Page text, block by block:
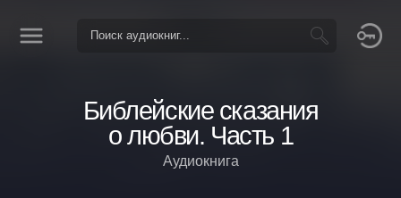
Библейские сказания
о любви. Часть 1
Аудиокнига